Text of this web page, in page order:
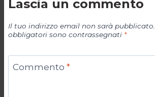
Lascia un commento
Il tuo indirizzo email non sarà pubblicato.
obbligatori sono contrassegnati *
Commento *